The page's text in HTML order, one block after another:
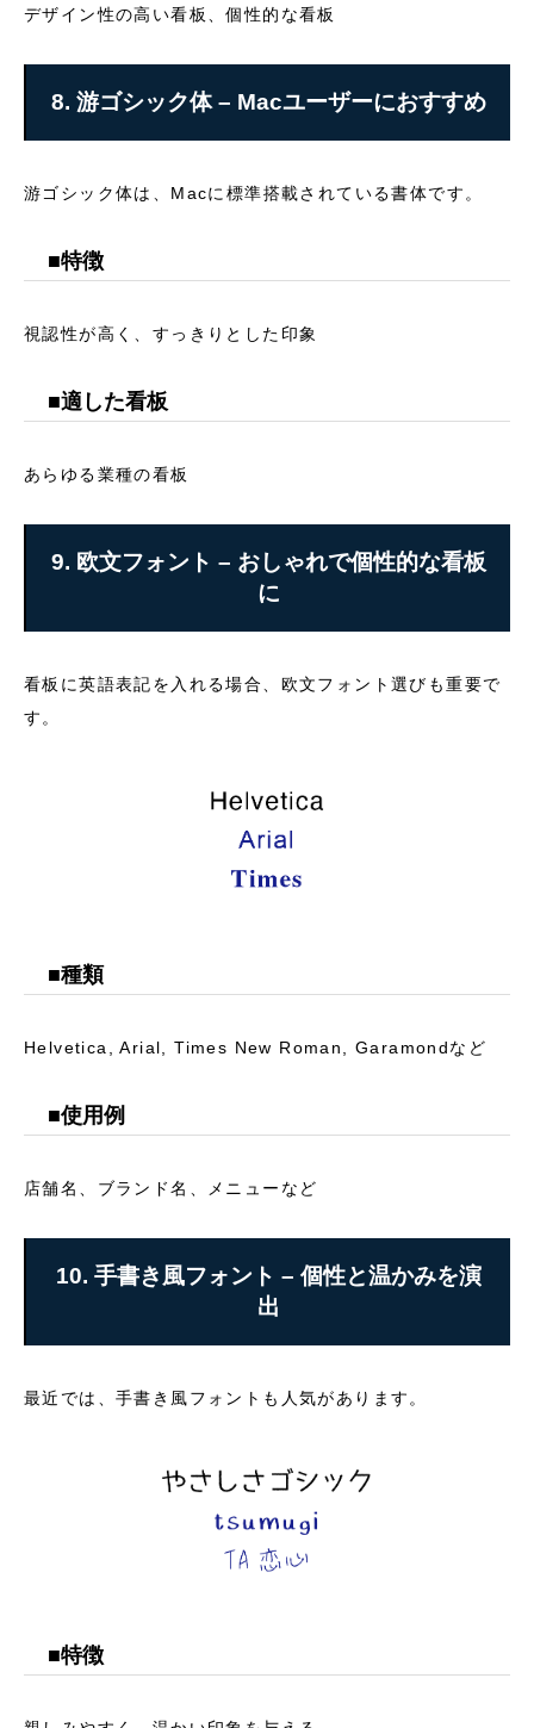
デザイン性の高い看板、個性的な看板
8. 游ゴシック体 – Macユーザーにおすすめ
游ゴシック体は、Macに標準搭載されている書体です。
■特徴
視認性が高く、すっきりとした印象
■適した看板
あらゆる業種の看板
9. 欧文フォント – おしゃれで個性的な看板
に
看板に英語表記を入れる場合、欧文フォント選びも重要で
す。
■種類
Helvetica, Arial, Times New Roman, Garamondなど
■使用例
店舗名、ブランド名、メニューなど
10. 手書き風フォント – 個性と温かみを演
出
最近では、手書き風フォントも人気があります。
■特徴